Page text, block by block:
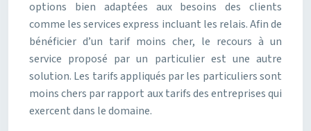
options bien adaptées aux besoins des clients
comme les services express incluant les relais. Afin de
bénéficier d’un tarif moins cher, le recours à un
service proposé par un particulier est une autre
solution. Les tarifs appliqués par les particuliers sont
moins chers par rapport aux tarifs des entreprises qui
exercent dans le domaine.